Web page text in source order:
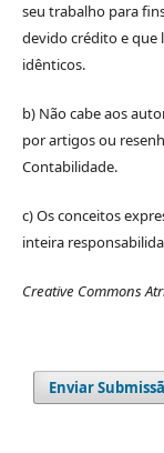
seu trabalho para
devido crédito e que
idênticos.
b) Não cabe aos
por artigos ou
Contabilidade.
c) Os conceitos
inteira
Creative Commons
Enviar